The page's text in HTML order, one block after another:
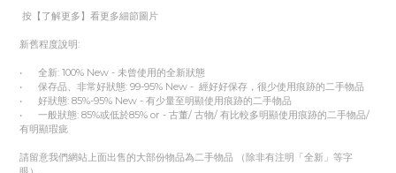
按【了解更多】看更多細節圖片
新舊程度說明:
• 全新: 100% New - 未曾使用的全新狀態
• 保存品、非常好狀態: 99-95% New - 經好好保存，很少使用痕跡的二手物品
• 好狀態: 85%-95% New - 有少量至明顯使用痕跡的二手物品
• 一般狀態: 85%或低於85% or - 古董/ 古物/ 有比較多明顯使用痕跡的二手物品/
有明顯瑕疵
請留意我們網站上面出售的大部份物品為二手物品 （除非有注明「全新」等字